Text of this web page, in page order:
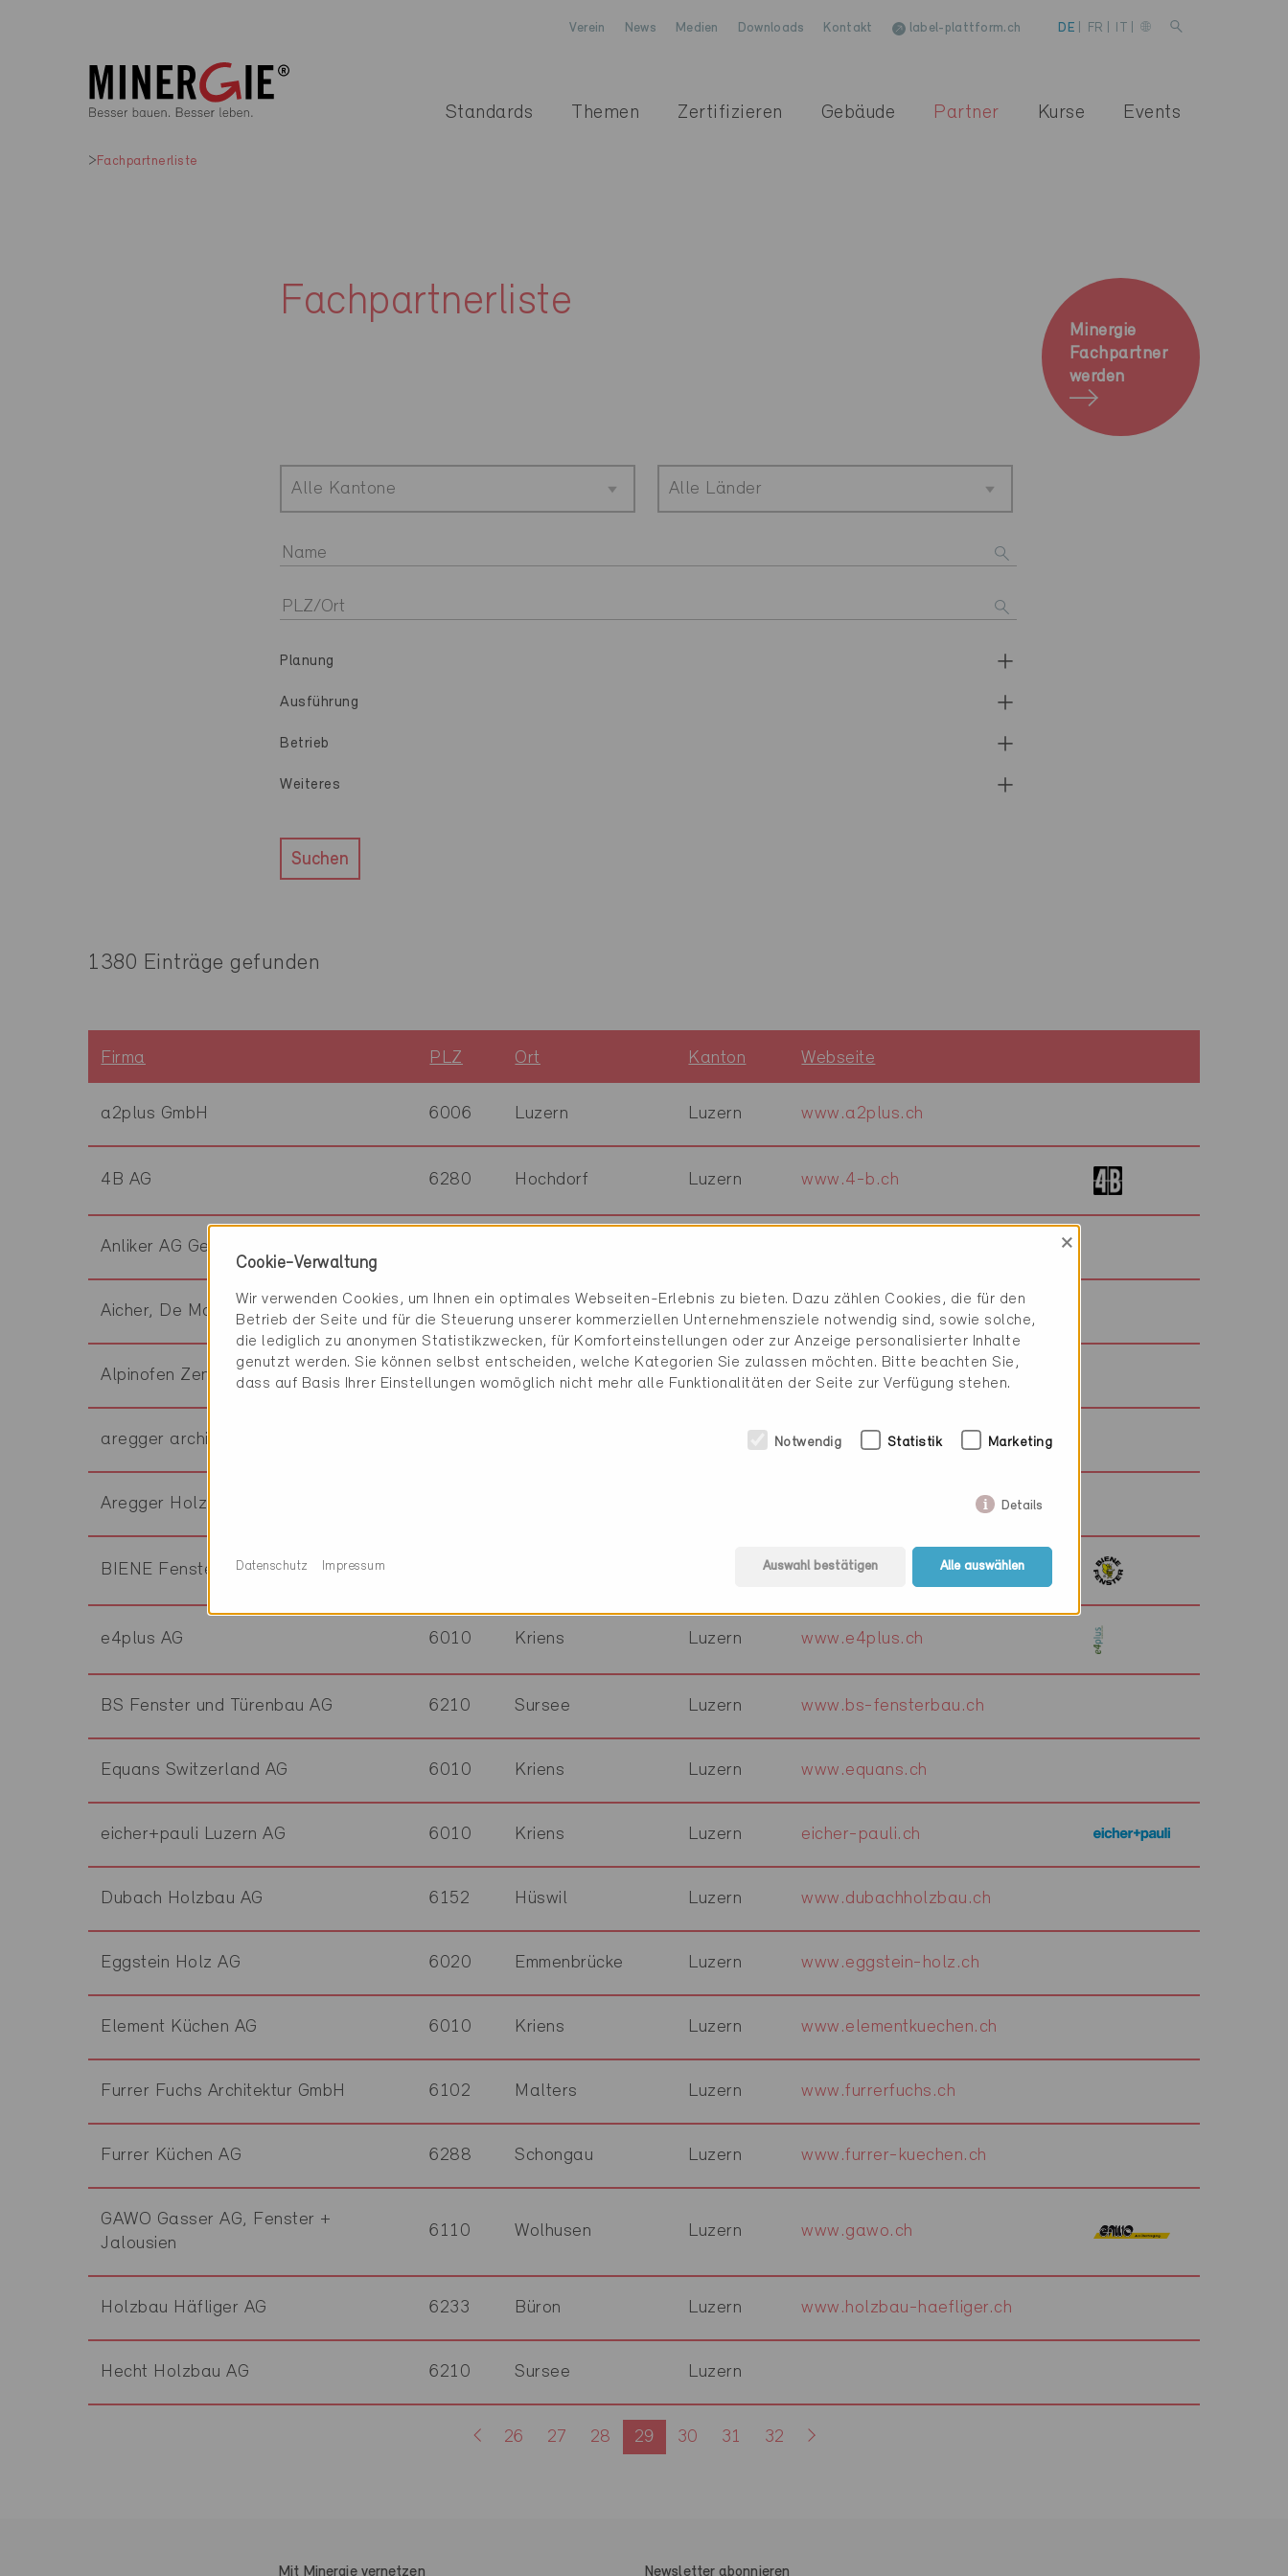
Verein News Medien Downloads Kontakt label-plattform.ch DE FR
Standards Themen Zertifizieren Gebäude Partner Kurse Events
Fachpartnerliste
Fachpartnerliste
Minergie
Fachpartner
werden
Alle Kantone Alle Länder
Planung
Ausführung
Betrieb
Weiteres
Suchen
1380 Einträge gefunden
Firma PLZ Ort Kanton Webseite
a2plus GmbH 6006 Luzern Luzern www.a2plus.ch
4B AG 6280 Hochdorf Luzern www.4-b.ch
Anliker AG Generalunternehmung
Aicher, De Martin, Zweng AG 6006 Luzern www.adz.ch
Alpinofen Zentralschweiz AG 6014 Luzern Luzern www.alpinofen.ch
aregger architekten ag www.aregger-architekten.ch
Aregger Holzbau GmbH www.areggerholzbau.ch
BIENE Fenster AG www.biene-fenster.ch
e4plus AG 6010 Kriens Luzern www.e4plus.ch
BS Fenster und Türenbau AG 6210 Sursee Luzern www.bs-fensterbau.ch
Equans Switzerland AG 6010 Kriens Luzern www.equans.ch
eicher+pauli Luzern AG 6010 Kriens Luzern eicher-pauli.ch
Dubach Holzbau AG 6152 Hüswil Luzern www.dubachholzbau.ch
Eggstein Holz AG 6020 Emmenbrücke Luzern www.eggstein-holz.ch
Element Küchen AG 6010 Kriens Luzern www.elementkuechen.ch
Furrer Fuchs Architektur GmbH 6102 Malters Luzern www.furrerfuchs.ch
Furrer Küchen AG 6288 Schongau Luzern www.furrer-kuechen.ch
GAWO Gasser AG, Fenster +
Jalousien
6110 Wolhusen Luzern www.gawo.ch
Holzbau Häfliger AG 6233 Büron Luzern www.holzbau-haefliger.ch
Hecht Holzbau AG 6210 Sursee Luzern
26 27 28 29 30 31 32
Mit Minergie vernetzen Newsletter abonnieren
Cookie-Verwaltung
×
Wir verwenden Cookies, um Ihnen ein optimales Webseiten-Erlebnis zu bieten. Dazu zählen Cookies, die für den
Betrieb der Seite und für die Steuerung unserer kommerziellen Unternehmensziele notwendig sind, sowie solche,
die lediglich zu anonymen Statistikzwecken, für Komforteinstellungen oder zur Anzeige personalisierter Inhalte
genutzt werden. Sie können selbst entscheiden, welche Kategorien Sie zulassen möchten. Bitte beachten Sie,
dass auf Basis Ihrer Einstellungen womöglich nicht mehr alle Funktionalitäten der Seite zur Verfügung stehen.
Notwendig Statistik Marketing
Details
Auswahl bestätigen Alle auswählen
Datenschutz Impressum